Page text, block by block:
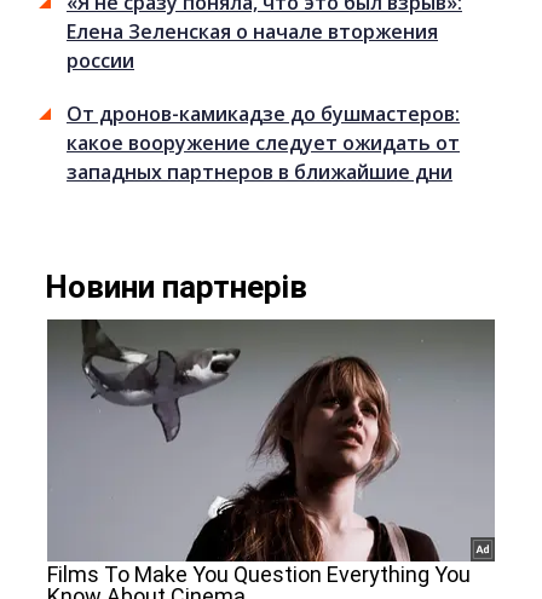
Елена Зеленская о начале вторжения
россии
От дронов-камикадзе до бушмастеров:
какое вооружение следует ожидать от
западных партнеров в ближайшие дни